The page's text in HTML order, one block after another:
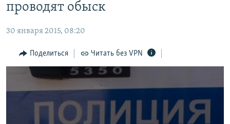
главной
навигации
Вернутся
11 ЛЕТ ОККУПАЦИИ КРЫМА. 11 ИСТОРИЙ СОПРОТИВЛЕНИЯ
ЕЩЕ
ИНТЕРАКТИВ
ИНФОГРАФИКА
ТЕЛЕПРОЕКТ КРЫМ.РЕАЛИИ
СОВЕТЫ ПРАВОЗАЩИТНИКОВ
РАДІО СВОБОДА
КАК ОБОЙТИ БЛОКИРОВКУ
Українською
проводят обыск
30 января 2015, 08:20
Поделиться Читать без VPN